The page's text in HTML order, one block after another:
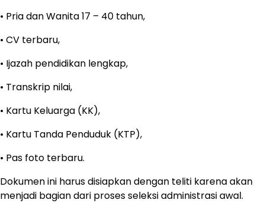
• Pria dan Wanita 17 – 40 tahun,
• CV terbaru,
• Ijazah pendidikan lengkap,
• Transkrip nilai,
• Kartu Keluarga (KK),
• Kartu Tanda Penduduk (KTP),
• Pas foto terbaru.
Dokumen ini harus disiapkan dengan teliti karena akan
menjadi bagian dari proses seleksi administrasi awal.